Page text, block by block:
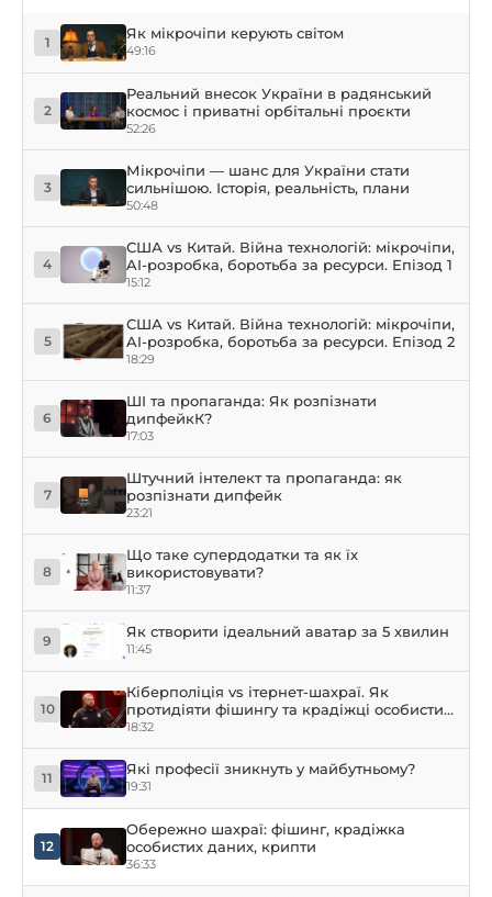
1 Як мікрочіпи керують світом
49:16
2
Реальний внесок України в радянський
космос і приватні орбітальні проєкти
52:26
3
Мікрочіпи — шанс для України стати
сильнішою. Історія, реальність, плани
50:48
4
США vs Китай. Війна технологій: мікрочіпи,
AI-розробка, боротьба за ресурси. Епізод 1
15:12
5
США vs Китай. Війна технологій: мікрочіпи,
AI-розробка, боротьба за ресурси. Епізод 2
18:29
6
ШІ та пропаганда: Як розпізнати
дипфейкК?
17:03
7
Штучний інтелект та пропаганда: як
розпізнати дипфейк
23:21
8
Що таке супердодатки та як їх
використовувати?
11:37
9 Як створити ідеальний аватар за 5 хвилин
11:45
10
Кіберполіція vs ітернет-шахраї. Як
протидіяти фішингу та крадіжці особистих
даних?
18:32
11 Які професії зникнуть у майбутньому?
19:31
12
Обережно шахраї: фішинг, крадіжка
особистих даних, крипти
36:33